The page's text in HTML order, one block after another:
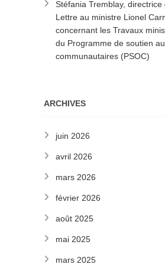
Stéfania Tremblay, directrice
Lettre au ministre Lionel
concernant les Travaux
du Programme de soutien
communautaires (PSOC)
ARCHIVES
juin 2026
avril 2026
mars 2026
février 2026
août 2025
mai 2025
mars 2025